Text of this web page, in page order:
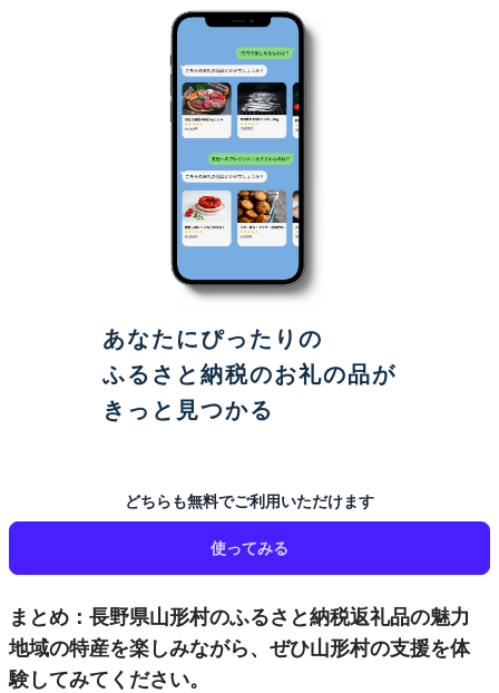
あなたにぴったりの
ふるさと納税のお礼の品が
きっと見つかる
どちらも無料でご利用いただけます
使ってみる
まとめ：長野県山形村のふるさと納税返礼品の魅力
地域の特産を楽しみながら、ぜひ山形村の支援を体
験してみてください。